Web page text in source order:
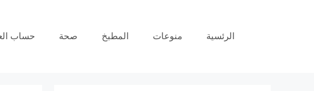
الرئسية منوعات المطبخ صحة حساب